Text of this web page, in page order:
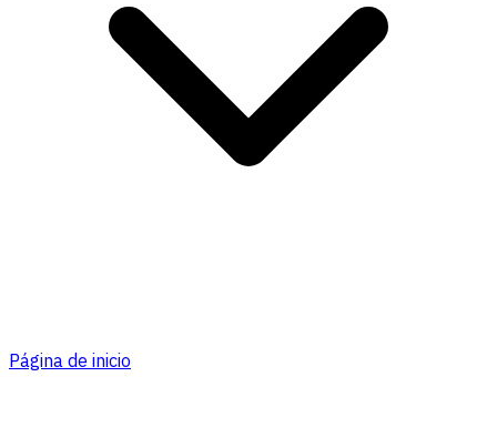
Página de inicio